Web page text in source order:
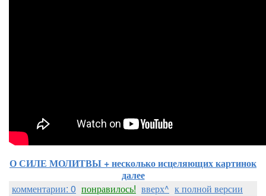
О СИЛЕ МОЛИТВЫ + несколько исцеляющих картинок
далее
комментарии: 0 понравилось! вверх^ к полной версии